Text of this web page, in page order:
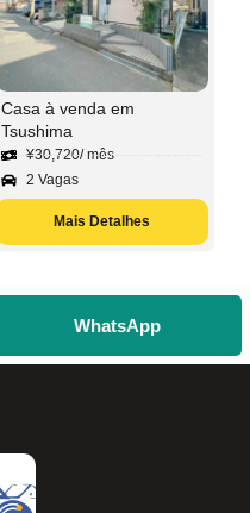
Casa à venda em
Tsushima
¥30,720/ mês
2 Vagas
Mais Detalhes
WhatsApp